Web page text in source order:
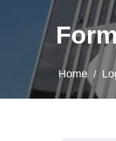
Home /